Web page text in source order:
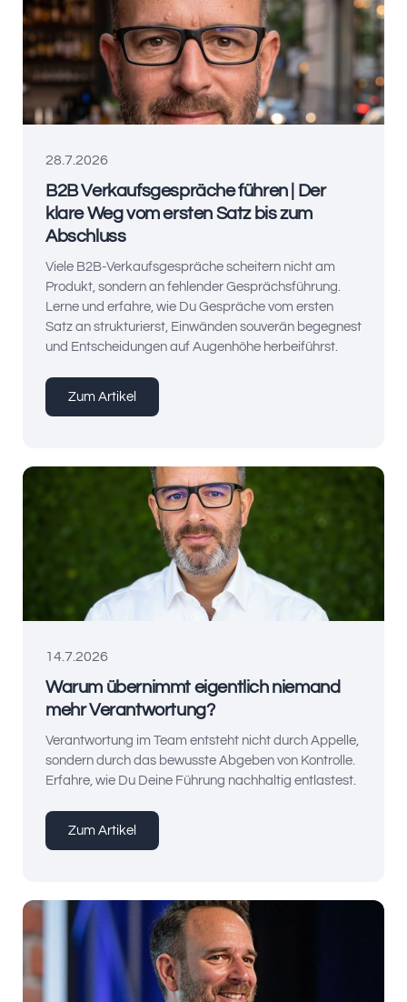
28.7.2026
B2B Verkaufsgespräche führen | Der
klare Weg vom ersten Satz bis zum
Abschluss
Viele B2B-Verkaufsgespräche scheitern nicht am
Produkt, sondern an fehlender Gesprächsführung.
Lerne und erfahre, wie Du Gespräche vom ersten
Satz an strukturierst, Einwänden souverän begegnest
und Entscheidungen auf Augenhöhe herbeiführst.
Zum Artikel
14.7.2026
Warum übernimmt eigentlich niemand
mehr Verantwortung?
Verantwortung im Team entsteht nicht durch Appelle,
sondern durch das bewusste Abgeben von Kontrolle.
Erfahre, wie Du Deine Führung nachhaltig entlastest.
Zum Artikel